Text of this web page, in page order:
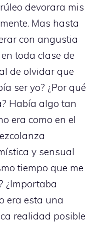
devorara mis
Mas hasta
con angustia
toda clase de
de olvidar que
ser yo? ¿Por qué
Había algo tan
era como en el
y sensual
tiempo que me
¿Importaba
era esta una
realidad posible